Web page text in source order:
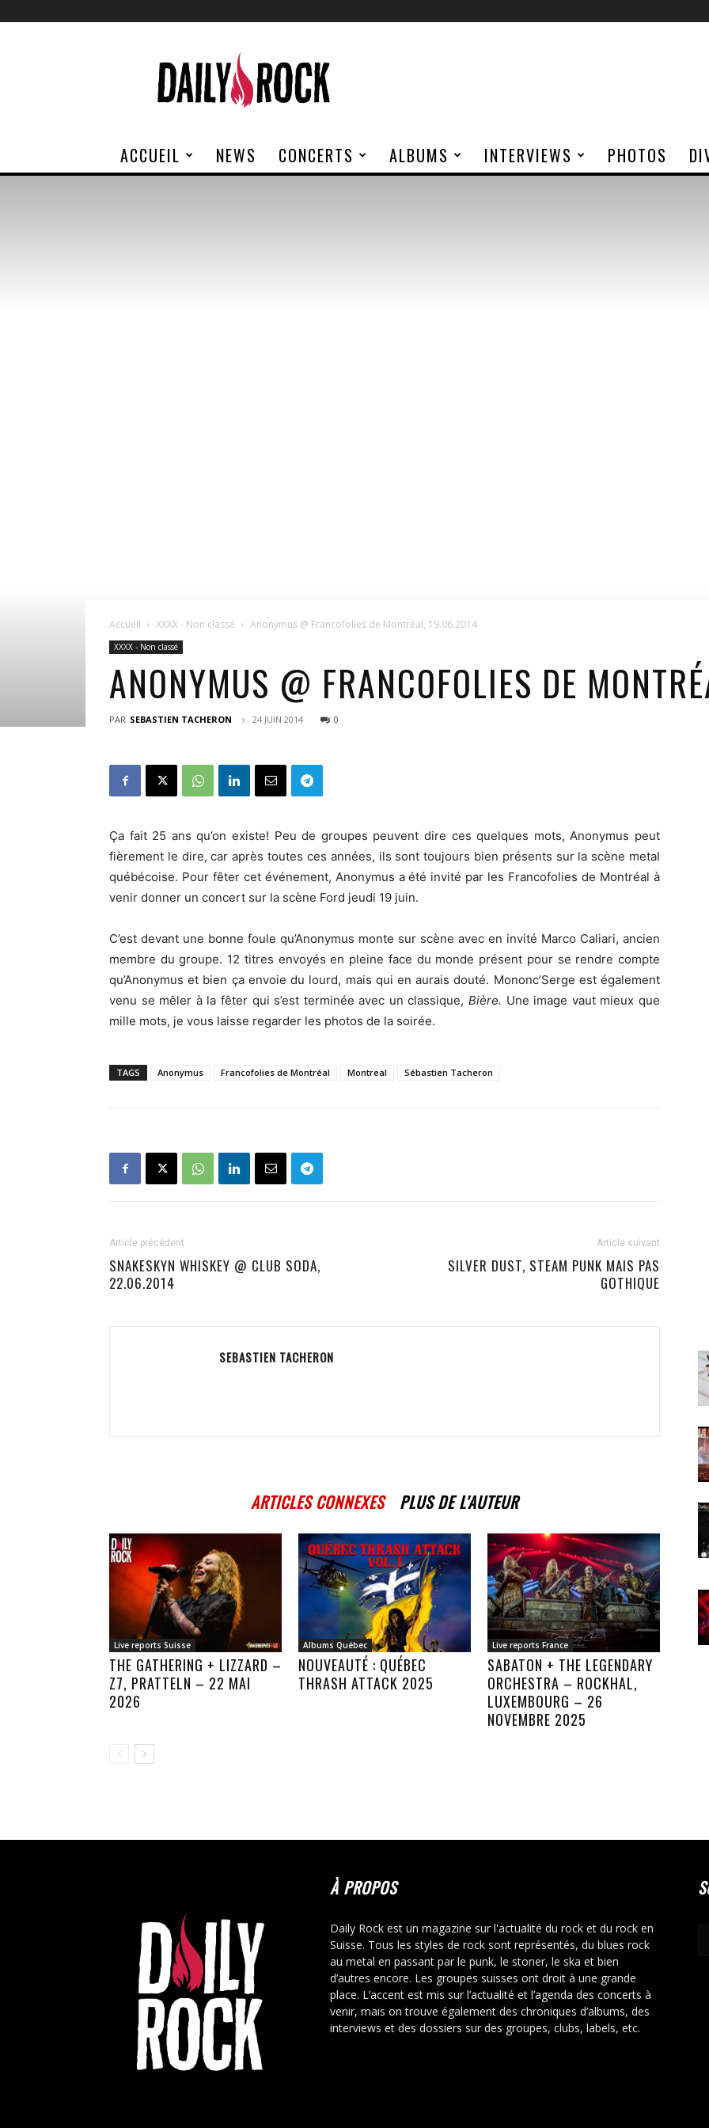
Rock
ACCUEIL NEWS CONCERTS ALBUMS INTERVIEWS PHOTOS
Accueil XXXX - Non classé Anonymus @ Francofolies de Montréal, 19.06.2014
XXXX - Non classé
ANONYMUS @ FRANCOFOLIES DE
PAR SEBASTIEN TACHERON 24 JUIN 2014 0
Ça fait 25 ans qu’on existe! Peu de groupes peuvent dire ces quelques mots, Anonymus peut
fièrement le dire, car après toutes ces années, ils sont toujours bien présents sur la scène metal
québécoise. Pour fêter cet événement, Anonymus a été invité par les Francofolies de Montréal à
venir donner un concert sur la scène Ford jeudi 19 juin.
C’est devant une bonne foule qu’Anonymus monte sur scène avec en invité Marco Caliari, ancien
membre du groupe. 12 titres envoyés en pleine face du monde présent pour se rendre compte
qu’Anonymus et bien ça envoie du lourd, mais qui en aurais douté. Mononc’Serge est également
venu se mêler à la fêter qui s’est terminée avec un classique,Bière. Une image vaut mieux que
mille mots, je vous laisse regarder les photos de la soirée.
TAGS Anonymus Francofolies de Montréal Montreal Sébastien Tacheron
Article précédent
SNAKESKYN WHISKEY @ CLUB SODA,
22.06.2014
Article suivant
SILVER DUST, STEAM PUNK MAIS PAS
GOTHIQUE
SEBASTIEN TACHERON
ARTICLES CONNEXES PLUS DE L'AUTEUR
Live reports Suisse
THE GATHERING + LIZZARD –
Z7, PRATTELN – 22 MAI
2026
Albums Québec
NOUVEAUTÉ : QUÉBEC
THRASH ATTACK 2025
Live reports France
SABATON + THE LEGENDARY
ORCHESTRA – ROCKHAL,
LUXEMBOURG – 26
NOVEMBRE 2025
À PROPOS
Daily Rock est un magazine sur l'actualité du rock et du rock en
Suisse. Tous les styles de rock sont représentés, du blues rock
au metal en passant par le punk, le stoner, le ska et bien
d’autres encore. Les groupes suisses ont droit à une grande
place. L’accent est mis sur l’actualité et l’agenda des concerts à
venir, mais on trouve également des chroniques d’albums, des
interviews et des dossiers sur des groupes, clubs, labels, etc.